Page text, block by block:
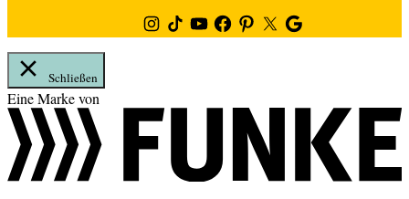
Instagram
TikTokYoutubeFacebook
PinterestTwitterGoogle
News
Schließen
Zum
Inhalt
springen
Eine Marke von